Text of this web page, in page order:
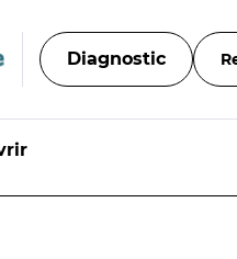
Diagnostic